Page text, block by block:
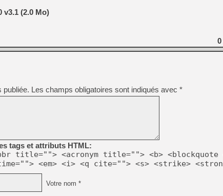
[Mo5] DOOM arrive en
[GK] Bethesda fête les 30
[GK] Roblox : l'action en
[GK] Agenda - GeForce
[GK] Devolver Digital en a
[LS] [PS5] ps5-y2jb-
[GK] Pourquoi Marvel
[GK] Test : Restory : Chill
[GK] GTA 6 : Rockstar
[GK] Hot Wheels Infinite
[GK] Mémoire cash -
[GK] Résultats Nintendo :
[GK] Dans ce jeu de
v3.1 (2.0 Mo)
0
publiée. Les champs obligatoires sont indiqués avec *
tags et attributs HTML:
title=""> <acronym title=""> <b> <blockquote
<em> <i> <q cite=""> <s> <strike>
Votre nom *